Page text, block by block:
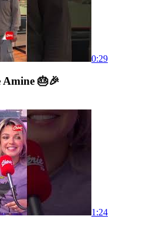
0:29
Amine 🎂🎉
1:24